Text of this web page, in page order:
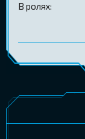
В ролях: